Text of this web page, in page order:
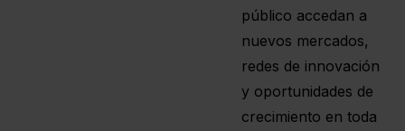
público accedan a
nuevos mercados,
redes de innovación
y oportunidades de
crecimiento en toda